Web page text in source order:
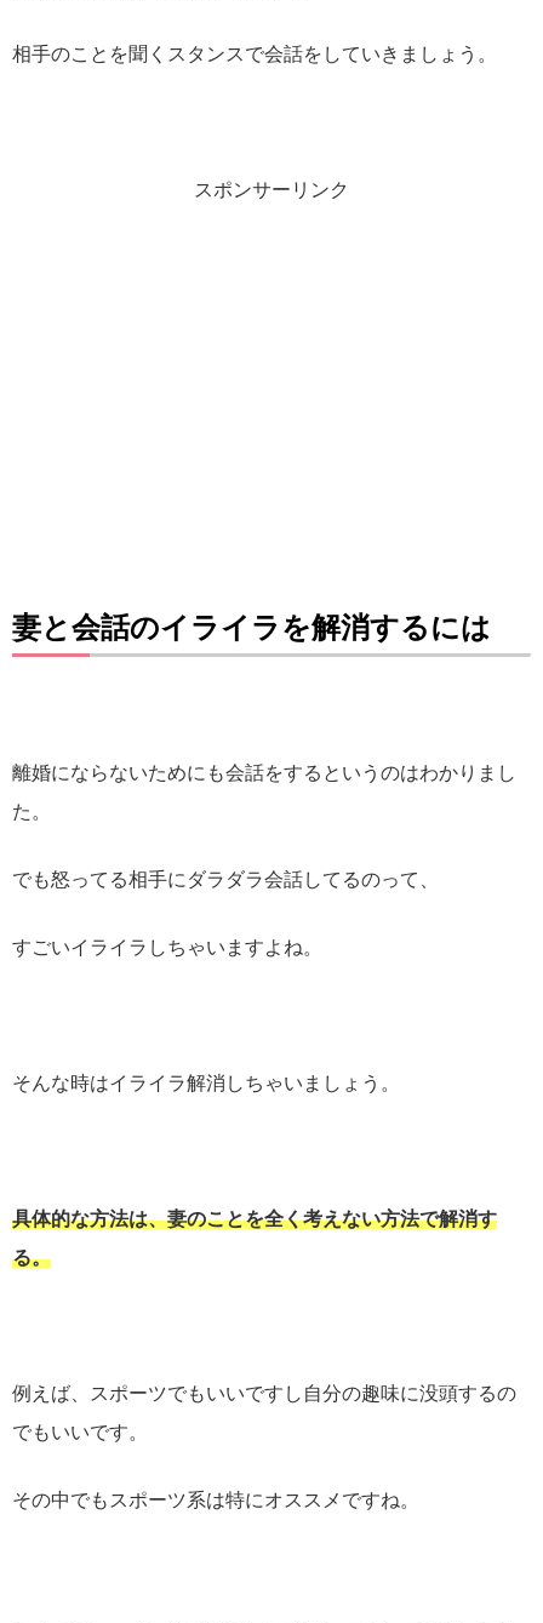
相手のことを聞くスタンスで会話をしていきましょう。
スポンサーリンク
妻と会話のイライラを解消するには
離婚にならないためにも会話をするというのはわかりまし
た。
でも怒ってる相手にダラダラ会話してるのって、
すごいイライラしちゃいますよね。
そんな時はイライラ解消しちゃいましょう。
具体的な方法は、妻のことを全く考えない方法で解消す
る。
例えば、スポーツでもいいですし自分の趣味に没頭するの
でもいいです。
その中でもスポーツ系は特にオススメですね。